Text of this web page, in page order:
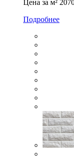
Цена за м²
Подробнее